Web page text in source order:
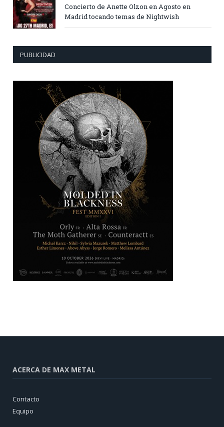
Concierto de Anette Olzon en Agosto en
Madrid tocando temas de Nightwish
PUBLICIDAD
ACERCA DE MAX METAL
Contacto
Equipo